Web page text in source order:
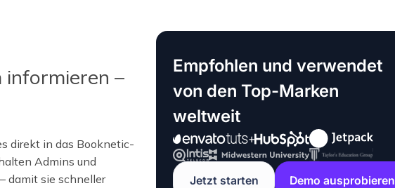
informieren –
direkt in das Booknetic-
Admins und
damit sie schneller
Empfohlen und verwendet
von den Top-Marken
weltweit
Jetzt starten Demo ausprobieren